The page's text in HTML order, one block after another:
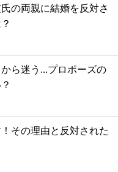
の両親に結婚を反対さ
ら迷う...プロポーズの
その理由と反対された